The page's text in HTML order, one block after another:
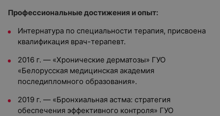
Профессиональные достижения и опыт:
Интернатура по специальности терапия, присвоена
квалификация врач-терапевт.
2016 г. — «Хронические дерматозы» ГУО
«Белорусская медицинская академия
последипломного образования».
2019 г. — «Бронхиальная астма: стратегия
обеспечения эффективного контроля» ГУО